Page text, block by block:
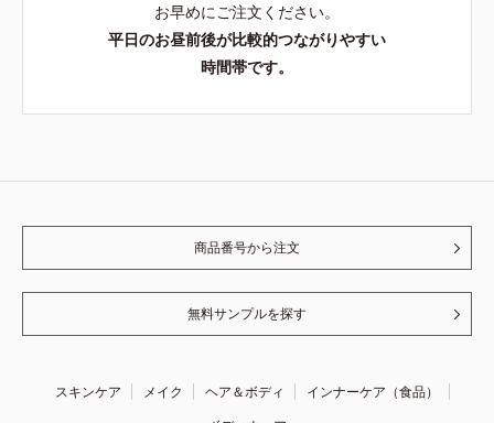
お早めにご注文ください。
平日のお昼前後が比較的つながりやすい
時間帯です。
商品番号から注文
無料サンプルを探す
スキンケア メイク ヘア＆ボディ
インナーケア（食品）